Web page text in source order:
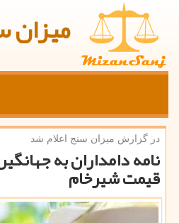
در گزارش میزان سنج اعلام شد
نامه دامداران به
قیمت شیرخام